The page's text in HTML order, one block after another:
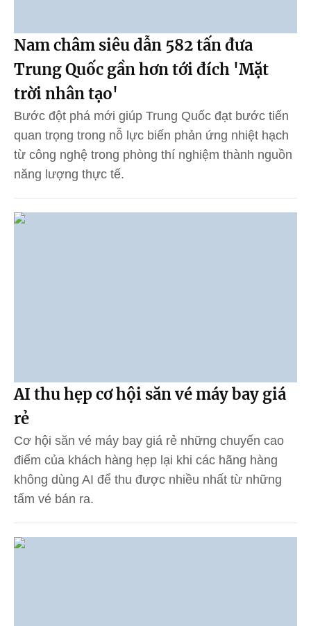
Nam châm siêu dẫn 582 tấn đưa
Trung Quốc gần hơn tới đích 'Mặt
trời nhân tạo'
Bước đột phá mới giúp Trung Quốc đạt bước tiến
quan trọng trong nỗ lực biến phản ứng nhiệt hạch
từ công nghệ trong phòng thí nghiệm thành nguồn
năng lượng thực tế.
AI thu hẹp cơ hội săn vé máy bay giá
rẻ
Cơ hội săn vé máy bay giá rẻ những chuyến cao
điểm của khách hàng hẹp lại khi các hãng hàng
không dùng AI để thu được nhiều nhất từ những
tấm vé bán ra.